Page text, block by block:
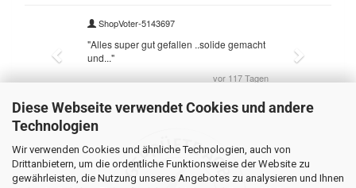
Diese Webseite verwendet Cookies und andere
Technologien
Wir verwenden Cookies und ähnliche Technologien, auch von
Drittanbietern, um die ordentliche Funktionsweise der Website zu
gewährleisten, die Nutzung unseres Angebotes zu analysieren und Ihnen